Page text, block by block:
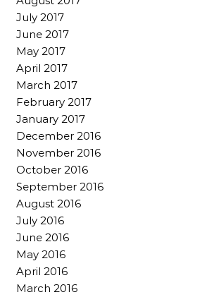
July 2017
June 2017
May 2017
April 2017
March 2017
February 2017
January 2017
December 2016
November 2016
October 2016
September 2016
August 2016
July 2016
June 2016
May 2016
April 2016
March 2016